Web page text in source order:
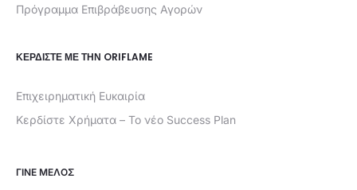
Πρόγραμμα Επιβράβευσης Αγορών
ΚΕΡΔΊΣΤΕ ΜΕ ΤΗΝ ORIFLAME
Επιχειρηματική Ευκαιρία
Κερδίστε Χρήματα – Το νέο Success Plan
ΓΙΝΕ ΜΕΛΟΣ